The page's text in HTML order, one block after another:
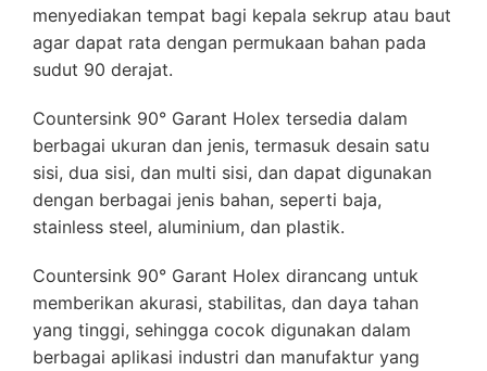
menyediakan tempat bagi kepala sekrup atau baut
agar dapat rata dengan permukaan bahan pada
sudut 90 derajat.
Countersink 90° Garant Holex tersedia dalam
berbagai ukuran dan jenis, termasuk desain satu
sisi, dua sisi, dan multi sisi, dan dapat digunakan
dengan berbagai jenis bahan, seperti baja,
stainless steel, aluminium, dan plastik.
Countersink 90° Garant Holex dirancang untuk
memberikan akurasi, stabilitas, dan daya tahan
yang tinggi, sehingga cocok digunakan dalam
berbagai aplikasi industri dan manufaktur yang